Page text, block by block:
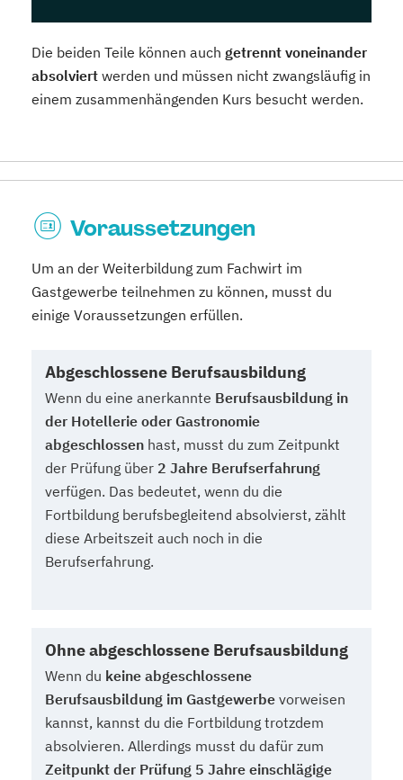
Die beiden Teile können auch getrennt voneinander
absolviert werden und müssen nicht zwangsläufig in
einem zusammenhängenden Kurs besucht werden.
Voraussetzungen
Um an der Weiterbildung zum Fachwirt im
Gastgewerbe teilnehmen zu können, musst du
einige Voraussetzungen erfüllen.
Abgeschlossene Berufsausbildung
Wenn du eine anerkannte Berufsausbildung in
der Hotellerie oder Gastronomie
abgeschlossen hast, musst du zum Zeitpunkt
der Prüfung über 2 Jahre Berufserfahrung
verfügen. Das bedeutet, wenn du die
Fortbildung berufsbegleitend absolvierst, zählt
diese Arbeitszeit auch noch in die
Berufserfahrung.
Ohne abgeschlossene Berufsausbildung
Wenn du keine abgeschlossene
Berufsausbildung im Gastgewerbe vorweisen
kannst, kannst du die Fortbildung trotzdem
absolvieren. Allerdings musst du dafür zum
Zeitpunkt der Prüfung 5 Jahre einschlägige